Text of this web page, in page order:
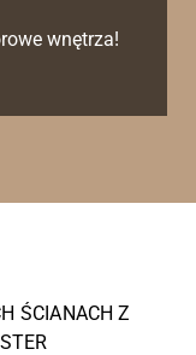
wnętrza!
ŚCIANACH Z